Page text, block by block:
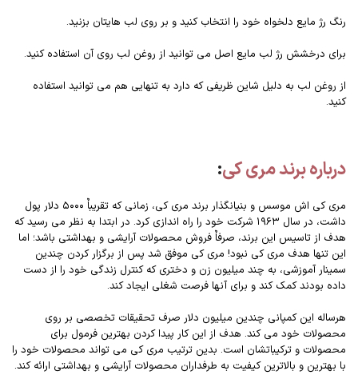
رنگ رژ مایع دلخواه خود را انتخاب کنید و بر روی لب هایتان بزنید.
برای درخشش رژ لب مایع اصل می توانید از روغن لب روی آن استفاده کنید.
از روغن لب به دلیل شاین ظریفی که دارد به تنهایی هم می توانید استفاده
کنید.
درباره برند مری کی:
مری کی اش موسس و بنیانگذار برند مری کی، زمانی که تقریباٌ ۵۰۰۰ دلار پول
داشت، در سال ۱۹۶۳ شرکت خود را راه اندازی کرد. در ابتدا به نظر می رسید که
هدف از تاسیس این برند، صرفاٌ فروش محصولات آرایشی و بهداشتی باشد؛ اما
این تنها هدف مری کی نبود! مری کی موفق شد پس از برگزار کردن چندین
سمینار آموزشی، به چند میلیون زن و دختری که کنترل زندگی خود را از دست
داده بودند کمک کند و برای آنها فرصت شغلی ایجاد کند.
هرساله این کمپانی چندین میلیون دلار صرف تحقیقات تخصصی بر روی
محصولات خود می کند. هدف از این کار پیدا کردن بهترین فرمول برای
محصولات و ترکیباتشان است. بدین ترتیب مری کی می تواند محصولات خود را
با بهترین و بالاترین کیفیت به طرفداران محصولات آرایشی و بهداشتی ارائه کند.